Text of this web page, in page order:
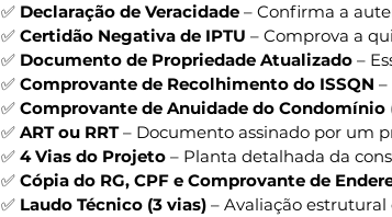
✅ Declaração de Veracidade – Confirma a
✅ Certidão Negativa de IPTU – Comprova a
✅ Documento de Propriedade Atualizado –
✅ Comprovante de Recolhimento do ISSQN
✅ Comprovante de Anuidade do Condomínio
✅ ART ou RRT – Documento assinado por um
✅ 4 Vias do Projeto – Planta detalhada da
✅ Cópia do RG, CPF e Comprovante de
✅ Laudo Técnico (3 vias) – Avaliação estrutural